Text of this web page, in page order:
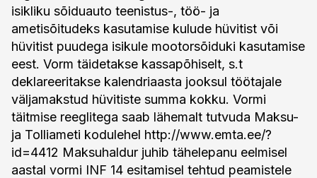
isikliku sõiduauto teenistus-, töö- ja
ametisõitudeks kasutamise kulude hüvitist või
hüvitist puudega isikule mootorsõiduki kasutamise
eest. Vorm täidetakse kassapõhiselt, s.t
deklareeritakse kalendriaasta jooksul töötajale
väljamakstud hüvitiste summa kokku. Vormi
täitmise reeglitega saab lähemalt tutvuda Maksu-
ja Tolliameti kodulehel http://www.emta.ee/?
id=4412 Maksuhaldur juhib tähelepanu eelmisel
aastal vormi INF 14 esitamisel tehtud peamistele